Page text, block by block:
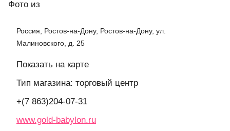
Фото из
Россия, Ростов-на-Дону, Ростов-на-Дону, ул.
Малиновского, д. 25
Показать на карте
Тип магазина: торговый центр
+(7 863)204-07-31
www.gold-babylon.ru